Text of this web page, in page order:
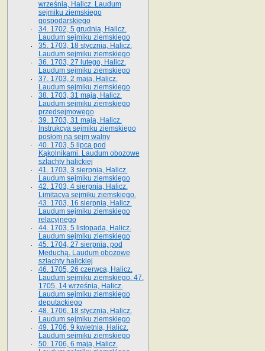
września, Halicz. Laudum
sejmiku ziemskiego
gospodarskiego
34. 1702, 5 grudnia, Halicz.
Laudum sejmiku ziemskiego
35. 1703, 18 stycznia, Halicz.
Laudum sejmiku ziemskiego
36. 1703, 27 lutego, Halicz.
Laudum sejmiku ziemskiego
37. 1703, 2 maja, Halicz.
Laudum sejmiku ziemskiego
38. 1703, 31 maja, Halicz.
Laudum sejmiku ziemskiego
przedsejmowego
39. 1703, 31 maja, Halicz.
Instrukcya sejmiku ziemskiego
posłom na sejm walny
40. 1703, 5 lipca pod
Kąkolnikami. Laudum obozowe
szlachty halickiej
41­. 1703, 3 sierpnia, Halicz.
Laudum sejmiku ziemskiego
42. 1703, 4 sierpnia, Halicz.
Limitacya sejmiku ziemskiego.
43. 1703, 16 sierpnia, Halicz.
Laudum sejmiku ziemskiego
relacyjnego
44. 1703, 5 listopada, Halicz.
Laudum sejmiku ziemskiego
45. 1704, 27 sierpnia, pod
Meduchą. Laudum obozowe
szlachty halickiej
46. 1705, 26 czerwca, Halicz.
Laudum sejmiku ziemskiego. 47.
1705, 14 września, Halicz.
Laudum sejmiku ziemskiego
deputackiego
48. 1706, 18 stycznia, Halicz.
Laudum sejmiku ziemskiego
49. 1706, 9 kwietnia, Halicz.
Laudum sejmiku ziemskiego
50. 1706, 6 maja, Halicz.